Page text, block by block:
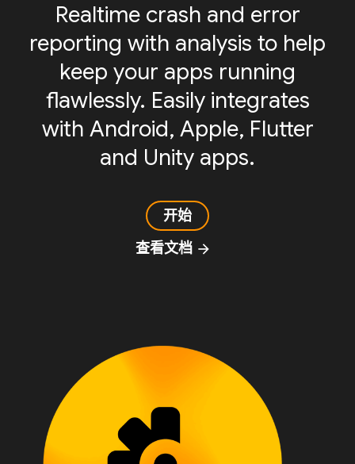
Realtime crash and error
reporting with analysis to help
keep your apps running
flawlessly. Easily integrates
with Android, Apple, Flutter
and Unity apps.
开始
查看文档 arrow_forward